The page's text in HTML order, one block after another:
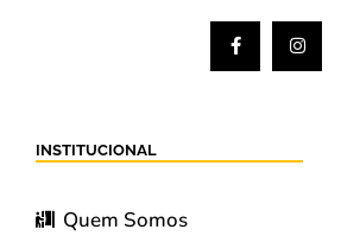
INSTITUCIONAL
Quem Somos